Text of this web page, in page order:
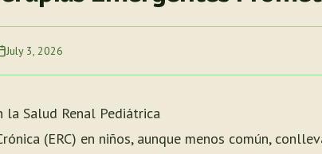
July 3, 2026
la Salud Renal Pediátrica
(ERC) en niños, aunque menos común,